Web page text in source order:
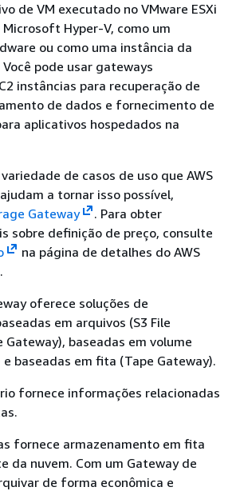
de VM executado no VMware ESXi
Microsoft Hyper-V, como um
ou como uma instância da
Você pode usar gateways
instâncias para recuperação de
de dados e fornecimento de
aplicativos hospedados na
de casos de uso que AWS
a tornar isso possível,
Gateway
. Para obter
sobre definição de preço, consulte
na página de detalhes do AWS
oferece soluções de
em arquivos (S3 File
Gateway), baseadas em volume
e baseadas em fita (Tape Gateway).
fornece informações relacionadas
fornece armazenamento em fita
da nuvem. Com um Gateway de
de forma econômica e